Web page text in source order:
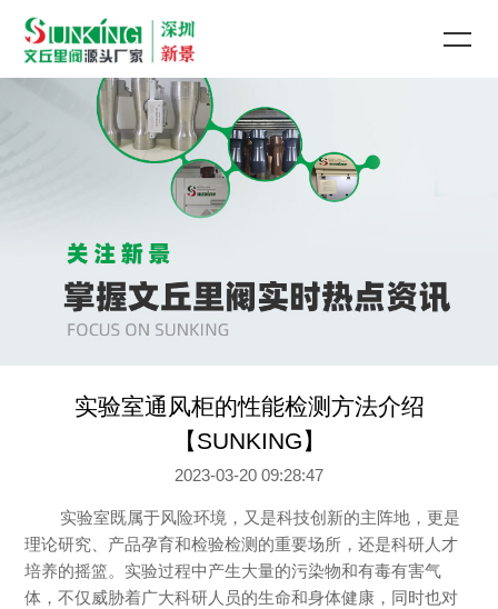
实验室通风柜的性能检测方法介绍
【SUNKING】
2023-03-20 09:28:47
实验室既属于风险环境，又是科技创新的主阵地，更是
理论研究、产品孕育和检验检测的重要场所，还是科研人才
培养的摇篮。实验过程中产生大量的污染物和有毒有害气
体，不仅威胁着广大科研人员的生命和身体健康，同时也对